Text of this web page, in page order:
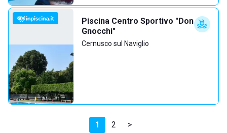
Piscina Centro Sportivo "Don
Gnocchi"
Cernusco sul Naviglio
1 2 >